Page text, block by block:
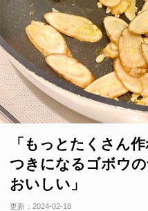
「もっとたくさん
つきになるゴボウ
おいしい」
更新： 2024-02-18